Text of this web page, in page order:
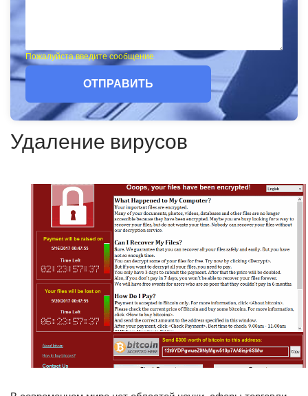
Пожалуйста введите сообщение
ОТПРАВИТЬ
Удаление вирусов